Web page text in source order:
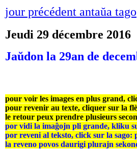
jour précédent antaŭa tago
Jeudi 29 décembre 2016
Jaŭdon la 29an de
pour voir les images en plus grand,
pour revenir au texte, cliquer sur la
le retour peux prendre plusieurs
por vidi la imaĝojn pli grande, kliku
por reveni al teksto, click sur la sago:
la reveno povos daurigi plurajn